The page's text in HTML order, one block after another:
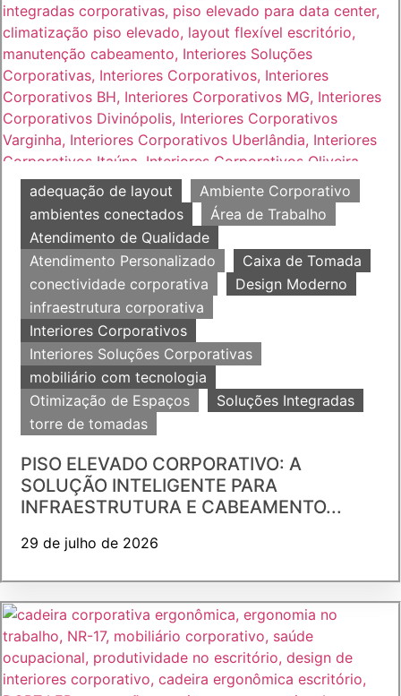
adequação de layout
Ambiente Corporativo
ambientes conectados
Área de Trabalho
Atendimento de Qualidade
Atendimento Personalizado
Caixa de Tomada
conectividade corporativa
Design Moderno
infraestrutura corporativa
Interiores Corporativos
Interiores Soluções Corporativas
mobiliário com tecnologia
Otimização de Espaços
Soluções Integradas
torre de tomadas
PISO ELEVADO CORPORATIVO: A
SOLUÇÃO INTELIGENTE PARA
INFRAESTRUTURA E CABEAMENTO...
29 de julho de 2026